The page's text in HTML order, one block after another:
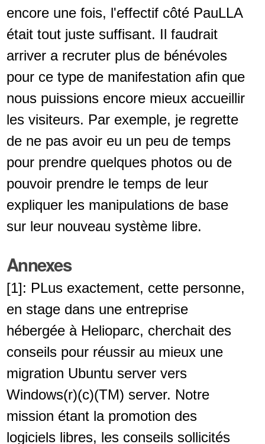
encore une fois, l'effectif côté PauLLA
était tout juste suffisant. Il faudrait
arriver a recruter plus de bénévoles
pour ce type de manifestation afin que
nous puissions encore mieux accueillir
les visiteurs. Par exemple, je regrette
de ne pas avoir eu un peu de temps
pour prendre quelques photos ou de
pouvoir prendre le temps de leur
expliquer les manipulations de base
sur leur nouveau système libre.
Annexes
[1]: PLus exactement, cette personne,
en stage dans une entreprise
hébergée à Helioparc, cherchait des
conseils pour réussir au mieux une
migration Ubuntu server vers
Windows(r)(c)(TM) server. Notre
mission étant la promotion des
logiciels libres, les conseils sollicités